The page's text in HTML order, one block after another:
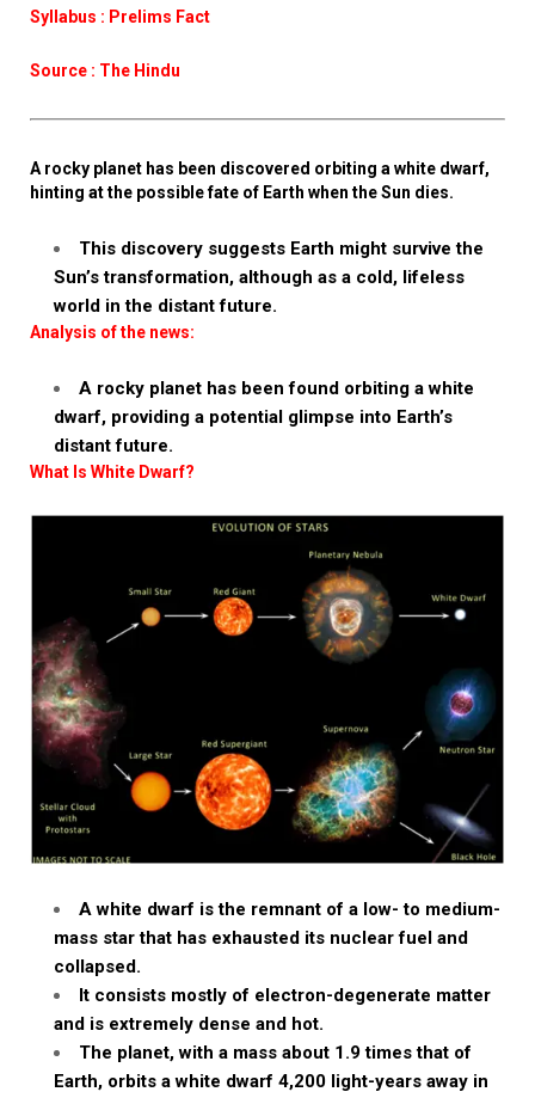
Syllabus : Prelims Fact
Source : The Hindu
A rocky planet has been discovered orbiting a white dwarf,
hinting at the possible fate of Earth when the Sun dies.
This discovery suggests Earth might survive the
Sun’s transformation, although as a cold, lifeless
world in the distant future.
Analysis of the news:
A rocky planet has been found orbiting a white
dwarf, providing a potential glimpse into Earth’s
distant future.
What Is White Dwarf?
A white dwarf is the remnant of a low- to medium-
mass star that has exhausted its nuclear fuel and
collapsed.
It consists mostly of electron-degenerate matter
and is extremely dense and hot.
The planet, with a mass about 1.9 times that of
Earth, orbits a white dwarf 4,200 light-years away in